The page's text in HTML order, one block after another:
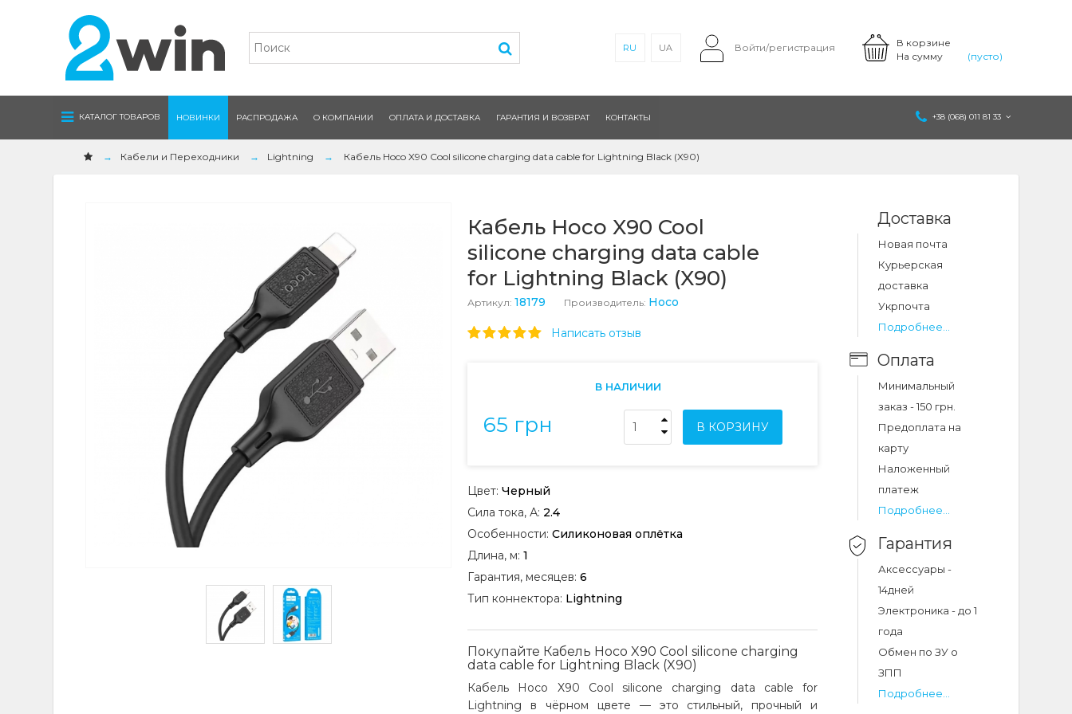
В корзине
На сумму
(пусто)
RU UA Войти/регистрация
КАТАЛОГ ТОВАРОВ НОВИНКИ РАСПРОДАЖА О КОМПАНИИ ОПЛАТА И ДОСТАВКА ГАРАНТИЯ И ВОЗВРАТ КОНТАКТЫ +38 (068) 011 81 33
Кабели и Переходники Lightning Кабель Hoco X90 Cool silicone charging data cable for Lightning Black (X90)
Кабель Hoco X90 Cool
silicone charging data cable
for Lightning Black (X90)
Артикул: 18179 Производитель: Hoco
Написать отзыв
В НАЛИЧИИ
65 грн В КОРЗИНУ
Цвет: Черный
Сила тока, А: 2.4
Особенности: Силиконовая оплётка
Длина, м: 1
Гарантия, месяцев: 6
Тип коннектора: Lightning
Покупайте Кабель Hoco X90 Cool silicone charging
data cable for Lightning Black (X90)
Кабель Hoco X90 Cool silicone charging data cable for
Lightning в чёрном цвете — это стильный, прочный и
Доставка
Новая почта
Курьерская
доставка
Укрпочта
Подробнее...
Оплата
Минимальный
заказ - 150 грн.
Предоплата на
карту
Наложенный
платеж
Подробнее...
Гарантия
Аксессуары -
14дней
Электроника - до 1
года
Обмен по ЗУ о
ЗПП
Подробнее...